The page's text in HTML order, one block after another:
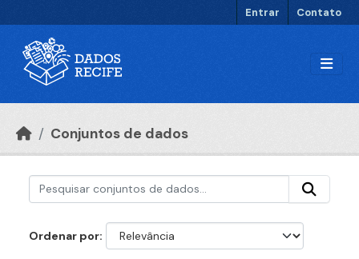
Entrar Contato
Conjuntos de dados
Ordenar por